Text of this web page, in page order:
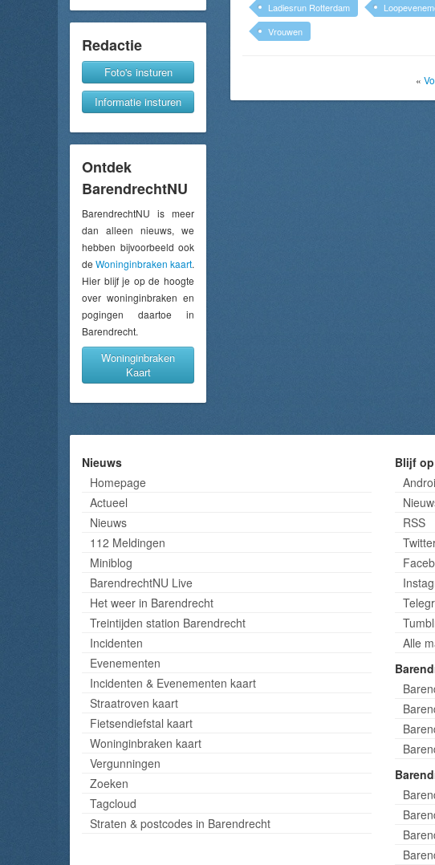
Redactie
Foto's insturen
Informatie insturen
Ontdek
BarendrechtNU
BarendrechtNU is meer
dan alleen nieuws, we
hebben bijvoorbeeld ook
de Woninginbraken kaart.
Hier blijf je op de hoogte
over woninginbraken en
pogingen daartoe in
Barendrecht.
Woninginbraken
Kaart
Ladiesrun Rotterdam
Vrouwen
«
Nieuws
Homepage
Actueel
Nieuws
112 Meldingen
Miniblog
BarendrechtNU Live
Het weer in Barendrecht
Treintijden station Barendrecht
Incidenten
Evenementen
Incidenten & Evenementen kaart
Straatroven kaart
Fietsendiefstal kaart
Woninginbraken kaart
Vergunningen
Zoeken
Tagcloud
Straten & postcodes in Barendrecht
Blijf
RSS
Alle